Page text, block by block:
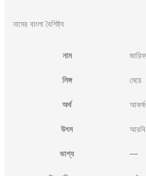
নামের বাংলা বৈশিষ্ট্য
নাম
লিঙ্গ মেয়ে
অর্থ
উৎস আরবি
ভাগ্য —